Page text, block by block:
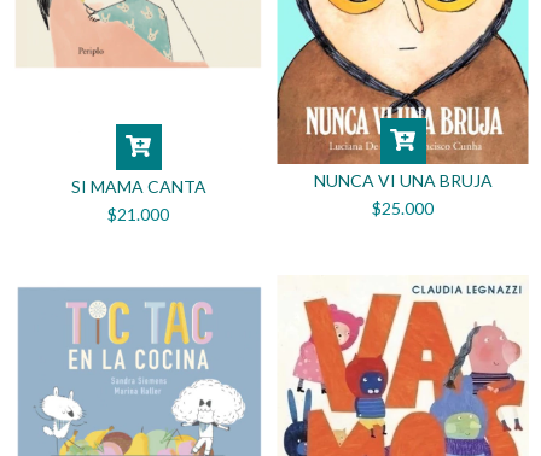
SI MAMA CANTA
$21.000
NUNCA VI UNA BRUJA
$25.000